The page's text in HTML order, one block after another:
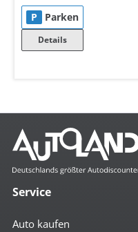
P Parken
Details
Service
Auto kaufen